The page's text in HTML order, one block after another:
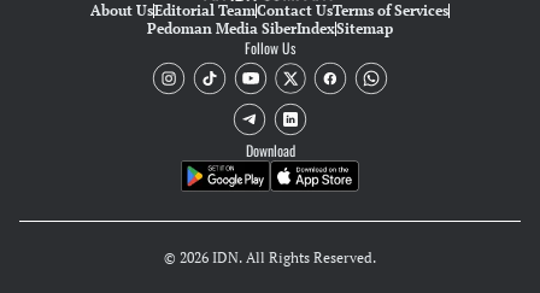
About UsEditorial TeamContact UsTerms of Services
Pedoman Media SiberIndexSitemap
Follow Us
Download
© 2026 IDN. All Rights Reserved.